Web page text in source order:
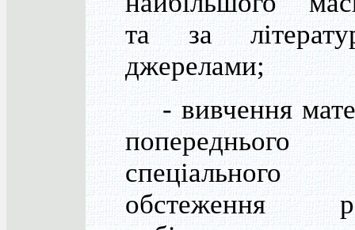
та за
джерелами;
- вивчення
попереднього
спеціального
обстеження